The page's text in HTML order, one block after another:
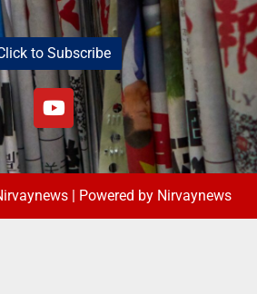
to Subscribe
| Powered by Nirvaynews